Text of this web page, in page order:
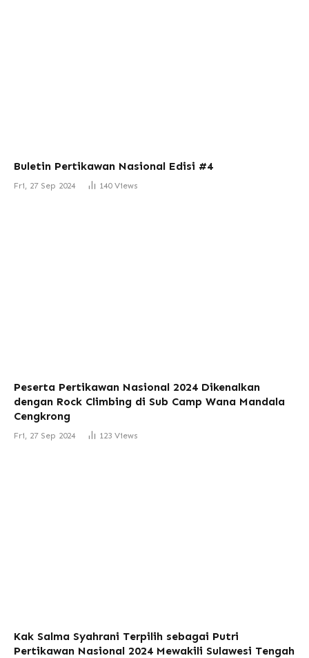
Buletin Pertikawan Nasional Edisi #4
Fri, 27 Sep 2024 140 Views
Peserta Pertikawan Nasional 2024 Dikenalkan
dengan Rock Climbing di Sub Camp Wana Mandala
Cengkrong
Fri, 27 Sep 2024 123 Views
Kak Salma Syahrani Terpilih sebagai Putri
Pertikawan Nasional 2024 Mewakili Sulawesi Tengah